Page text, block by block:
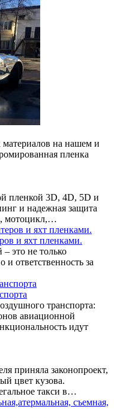
на нашем и
пленка
пленкой 3D, 4D, 5D и
и надежная защита
мотоцикл,…
и яхт пленками.
это не только
и ответственность за
транспорта:
авиационной
идут
приняла законопроект,
цвет кузова.
такси в…